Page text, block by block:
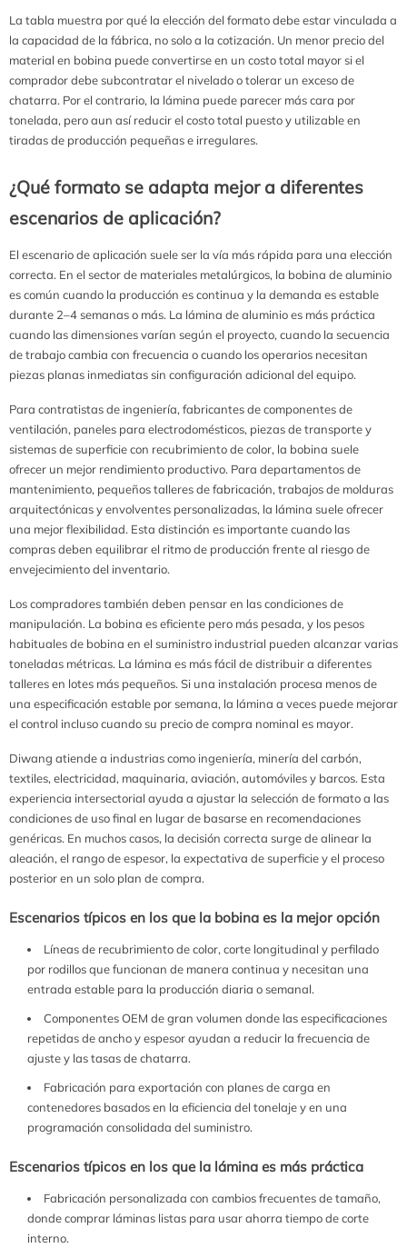
La tabla muestra por qué la elección del formato debe estar vinculada a
la capacidad de la fábrica, no solo a la cotización. Un menor precio del
material en bobina puede convertirse en un costo total mayor si el
comprador debe subcontratar el nivelado o tolerar un exceso de
chatarra. Por el contrario, la lámina puede parecer más cara por
tonelada, pero aun así reducir el costo total puesto y utilizable en
tiradas de producción pequeñas e irregulares.
¿Qué formato se adapta mejor a diferentes
escenarios de aplicación?
El escenario de aplicación suele ser la vía más rápida para una elección
correcta. En el sector de materiales metalúrgicos, la bobina de aluminio
es común cuando la producción es continua y la demanda es estable
durante 2–4 semanas o más. La lámina de aluminio es más práctica
cuando las dimensiones varían según el proyecto, cuando la secuencia
de trabajo cambia con frecuencia o cuando los operarios necesitan
piezas planas inmediatas sin configuración adicional del equipo.
Para contratistas de ingeniería, fabricantes de componentes de
ventilación, paneles para electrodomésticos, piezas de transporte y
sistemas de superficie con recubrimiento de color, la bobina suele
ofrecer un mejor rendimiento productivo. Para departamentos de
mantenimiento, pequeños talleres de fabricación, trabajos de molduras
arquitectónicas y envolventes personalizadas, la lámina suele ofrecer
una mejor flexibilidad. Esta distinción es importante cuando las
compras deben equilibrar el ritmo de producción frente al riesgo de
envejecimiento del inventario.
Los compradores también deben pensar en las condiciones de
manipulación. La bobina es eficiente pero más pesada, y los pesos
habituales de bobina en el suministro industrial pueden alcanzar varias
toneladas métricas. La lámina es más fácil de distribuir a diferentes
talleres en lotes más pequeños. Si una instalación procesa menos de
una especificación estable por semana, la lámina a veces puede mejorar
el control incluso cuando su precio de compra nominal es mayor.
Diwang atiende a industrias como ingeniería, minería del carbón,
textiles, electricidad, maquinaria, aviación, automóviles y barcos. Esta
experiencia intersectorial ayuda a ajustar la selección de formato a las
condiciones de uso final en lugar de basarse en recomendaciones
genéricas. En muchos casos, la decisión correcta surge de alinear la
aleación, el rango de espesor, la expectativa de superficie y el proceso
posterior en un solo plan de compra.
Escenarios típicos en los que la bobina es la mejor opción
Líneas de recubrimiento de color, corte longitudinal y perfilado
por rodillos que funcionan de manera continua y necesitan una
entrada estable para la producción diaria o semanal.
Componentes OEM de gran volumen donde las especificaciones
repetidas de ancho y espesor ayudan a reducir la frecuencia de
ajuste y las tasas de chatarra.
Fabricación para exportación con planes de carga en
contenedores basados en la eficiencia del tonelaje y en una
programación consolidada del suministro.
Escenarios típicos en los que la lámina es más práctica
Fabricación personalizada con cambios frecuentes de tamaño,
donde comprar láminas listas para usar ahorra tiempo de corte
interno.